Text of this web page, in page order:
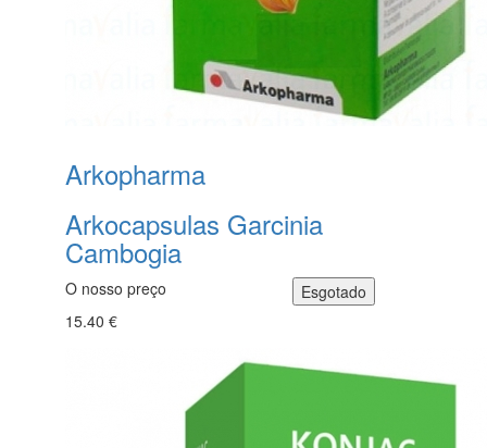
Arkopharma
Arkocapsulas Garcinia
Cambogia
O nosso preço
15.40 €